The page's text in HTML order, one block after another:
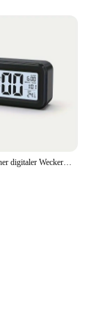
Batteriebetriebener digitaler Wecker, Temperatur, Datum, mit Hintergrundbeleuchtung, Schlummer-Tischuhr, 12/24 Stunden, stumm, elektronische LCD-Uhr am Bett